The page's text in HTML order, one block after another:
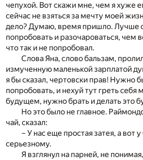
чепухой. Вот скажи мне, чем я хуже
сейчас не взяться за мечту моей
дело? Думаю, время пришло. Лучше
попробовать и разочароваться, чем
что так и не попробовал.
Слова Яна, слово бальзам,
измученную маленькой зарплатой
я бы сказал, чертовски прав! Нужно
попробовать, и нехуй тут греть себя
будущем, нужно брать и делать это
Но это было не главное.
чай, сказал:
– У нас еще простая затея, а вот
серьезному.
Я взглянул на парней, не